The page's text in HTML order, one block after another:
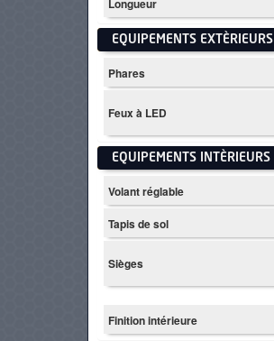
Longueur
EQUIPEMENTS EXTÈRIEURS
Phares
Feux à LED
EQUIPEMENTS INTÈRIEURS
Volant réglable
Tapis de sol
Sièges
Finition intérieure